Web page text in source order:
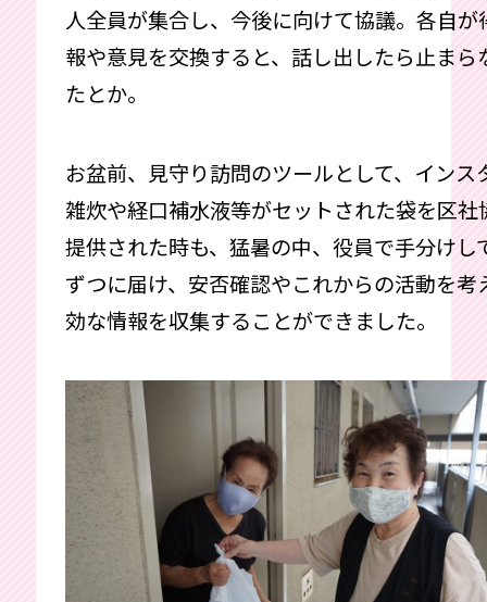
人全員が集合し、今後に向けて協議。各自が
報や意見を交換すると、話し出したら止まら
たとか。
お盆前、見守り訪問のツールとして、インス
雑炊や経口補水液等がセットされた袋を区社
提供された時も、猛暑の中、役員で手分けし
ずつに届け、安否確認やこれからの活動を考
効な情報を収集することができました。